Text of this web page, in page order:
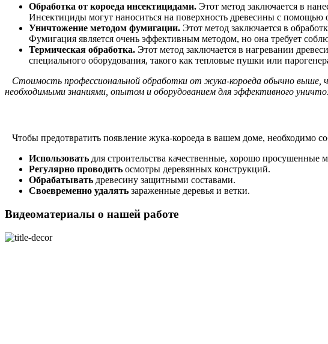
Обработка от короеда инсектицидами. Этот метод заключается в
Инсектициды могут наноситься на поверхность древесины с
Уничтожение методом фумигации. Этот метод заключается в
Фумигация является очень эффективным методом, но она требует
Термическая обработка. Этот метод заключается в нагревании
специального оборудования, такого как тепловые пушки или
Стоимость профессиональной обработки от жука-короеда обычно
необходимыми знаниями, опытом и оборудованием для эффективного
Чтобы предотвратить появление жука-короеда в вашем доме, необходимо
Использовать для строительства качественные, хорошо просушенные
Регулярно проводить осмотры деревянных конструкций.
Обрабатывать древесину защитными составами.
Своевременно удалять зараженные деревья и ветки.
Видеоматериалы о нашей работе